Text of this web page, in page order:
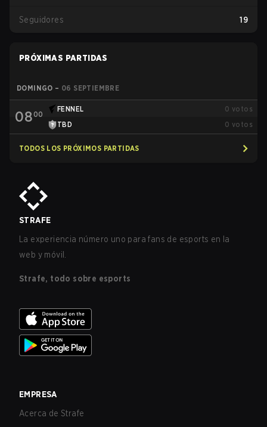
Seguidores 19
PRÓXIMAS PARTIDAS
DOMINGO – 06 SEPTIEMBRE
0800
FENNEL 0 votos
TBD
0 votos
TODOS LOS PRÓXIMOS PARTIDAS
STRAFE
La experiencia número uno para fans de esports en la
web y móvil.
Strafe, todo sobre esports
EMPRESA
Acerca de Strafe